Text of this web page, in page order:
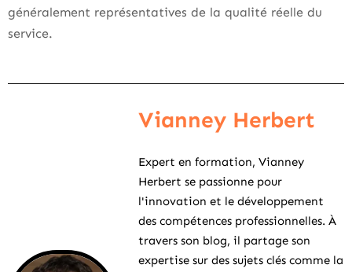
généralement représentatives de la qualité réelle du
service.
Vianney Herbert
Expert en formation, Vianney
Herbert se passionne pour
l'innovation et le développement
des compétences professionnelles. À
travers son blog, il partage son
expertise sur des sujets clés comme la